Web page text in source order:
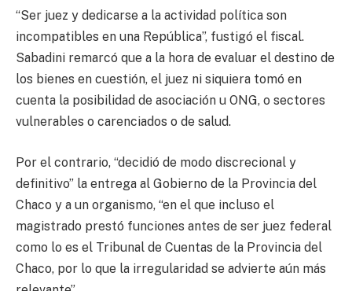
“Ser juez y dedicarse a la actividad política son
incompatibles en una República”, fustigó el fiscal.
Sabadini remarcó que a la hora de evaluar el destino de
los bienes en cuestión, el juez ni siquiera tomó en
cuenta la posibilidad de asociación u ONG, o sectores
vulnerables o carenciados o de salud.
Por el contrario, “decidió de modo discrecional y
definitivo” la entrega al Gobierno de la Provincia del
Chaco y a un organismo, “en el que incluso el
magistrado prestó funciones antes de ser juez federal
como lo es el Tribunal de Cuentas de la Provincia del
Chaco, por lo que la irregularidad se advierte aún más